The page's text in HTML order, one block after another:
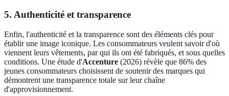
5. Authenticité et transparence
Enfin, l'authenticité et la transparence sont des éléments clés pour
établir une image iconique. Les consommateurs veulent savoir d'où
viennent leurs vêtements, par qui ils ont été fabriqués, et sous quelles
conditions. Une étude d'Accenture (2026) révèle que 86% des
jeunes consommateurs choisissent de soutenir des marques qui
démontrent une transparence totale sur leur chaîne
d'approvisionnement.